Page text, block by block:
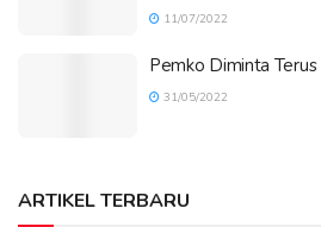
11/07/2022
Pemko Diminta Terus
31/05/2022
ARTIKEL TERBARU